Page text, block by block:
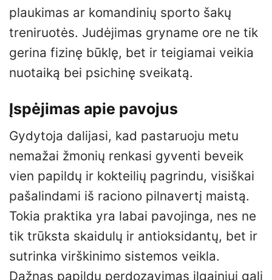
plaukimas ar komandinių sporto šakų
treniruotės. Judėjimas gryname ore ne tik
gerina fizinę būklę, bet ir teigiamai veikia
nuotaiką bei psichinę sveikatą.
Įspėjimas apie pavojus
Gydytoja dalijasi, kad pastaruoju metu
nemažai žmonių renkasi gyventi beveik
vien papildų ir kokteilių pagrindu, visiškai
pašalindami iš raciono pilnavertį maistą.
Tokia praktika yra labai pavojinga, nes ne
tik trūksta skaidulų ir antioksidantų, bet ir
sutrinka virškinimo sistemos veikla.
Dažnas papildų perdozavimas ilgainiui gali